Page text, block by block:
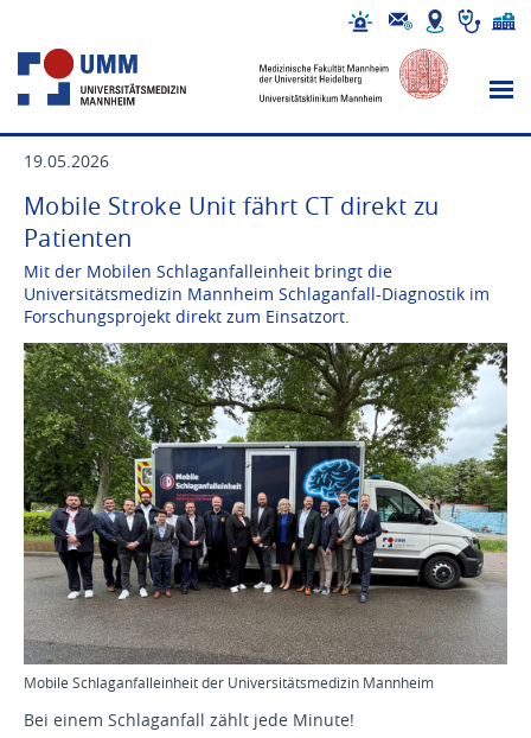
19.05.2026
Mobile Stroke Unit fährt CT direkt zu
Patienten
Mit der Mobilen Schlaganfalleinheit bringt die
Universitätsmedizin Mannheim Schlaganfall-Diagnostik im
Forschungsprojekt direkt zum Einsatzort.
Mobile Schlaganfalleinheit der Universitätsmedizin Mannheim
Bei einem Schlaganfall zählt jede Minute!